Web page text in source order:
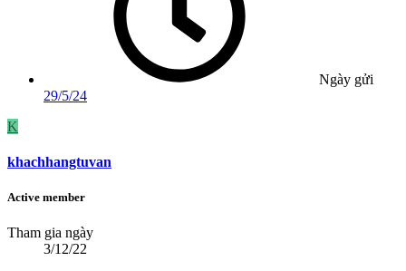
Ngày gửi
29/5/24
K
khachhangtuvan
Active member
Tham gia ngày
3/12/22